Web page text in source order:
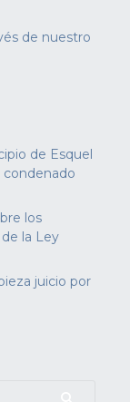
de nuestro
de Esquel
condenado
los
la Ley
juicio por